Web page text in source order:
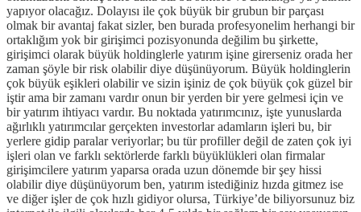
yapıyor olacağız. Dolayısı ile çok büyük bir grubun bir parçası
olmak bir avantaj fakat sizler, ben burada profesyonelim herhangi bir
ortaklığım yok bir girişimci pozisyonunda değilim bu şirkette,
girişimci olarak büyük holdinglerle yatırım işine girerseniz orada her
zaman şöyle bir risk olabilir diye düşünüyorum. Büyük holdinglerin
çok büyük eşikleri olabilir ve sizin işiniz de çok büyük çok güzel bir
iştir ama bir zamanı vardır onun bir yerden bir yere gelmesi için ve
bir yatırım ihtiyacı vardır. Bu noktada yatırımcınız, işte yunuslarda
ağırlıklı yatırımcılar gerçekten investorlar adamların işleri bu, bir
yerlere gidip paralar veriyorlar; bu tür profiller değil de zaten çok iyi
işleri olan ve farklı sektörlerde farklı büyüklükleri olan firmalar
girişimcilere yatırım yaparsa orada uzun dönemde bir şey hissi
olabilir diye düşünüyorum ben, yatırım istediğiniz hızda gitmez ise
ve diğer işler de çok hızlı gidiyor olursa, Türkiye’de biliyorsunuz biz